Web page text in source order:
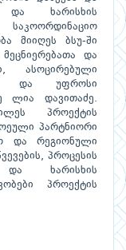
და ხარისხის
მიიღეს ბსუ-ში
და
ასოცირებული
და უფროსი
ლია დავითაძე.
პროექტის
პარტნიორი
და რეგიონული
პროცესის
და ხარისხის
პროექტის